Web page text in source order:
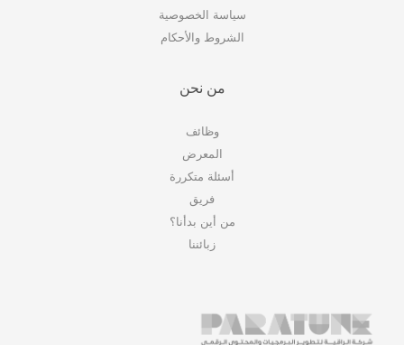
سياسة الخصوصية
الشروط والأحكام
من نحن
وظائف
المعرض
أسئلة متكررة
فريق
من أين بدأنا؟
زبائننا